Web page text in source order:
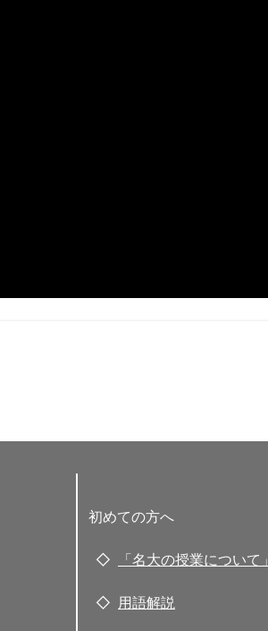
初めての方へ
「名大の授業について」
用語解説